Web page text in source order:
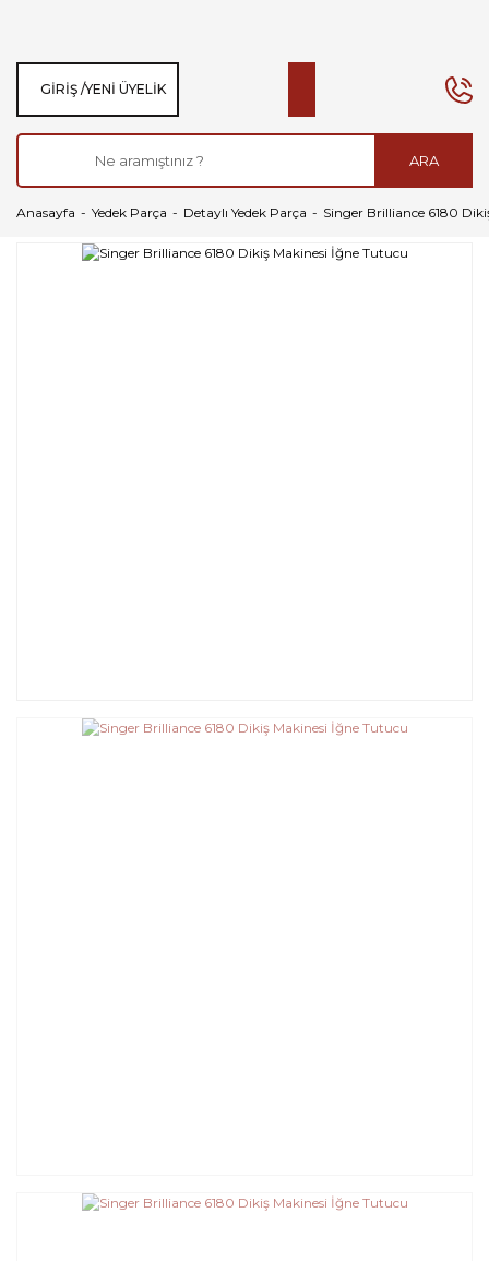
ARA
GIRIŞ /YENI ÜYELIK
Anasayfa Yedek Parça Detaylı Yedek Parça Singer Brilliance 6180